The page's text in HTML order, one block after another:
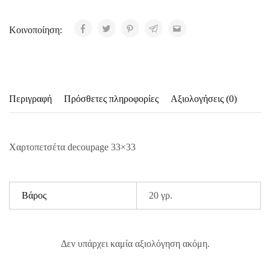
Κοινοποίηση:
Περιγραφή Πρόσθετες πληροφορίες Αξιολογήσεις (0)
Χαρτοπετσέτα decoupage 33×33
Βάρος 20 γρ.
Δεν υπάρχει καμία αξιολόγηση ακόμη.